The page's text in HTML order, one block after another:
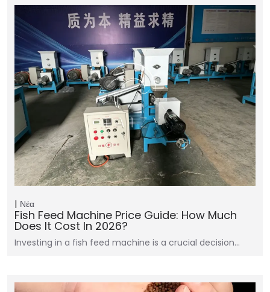
Νέα
Fish Feed Machine Price Guide: How Much
Does It Cost In 2026?
Investing in a fish feed machine is a crucial decision…